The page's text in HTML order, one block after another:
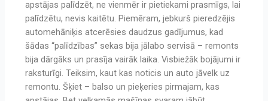
apstājas palīdzēt, ne vienmēr ir pietiekami prasmīgs, lai
palīdzētu, nevis kaitētu. Piemēram, jebkurš pieredzējis
automehāniķis atcerēsies daudzus gadījumus, kad
šādas “palīdzības” sekas bija jālabo servisā – remonts
bija dārgāks un prasīja vairāk laika. Visbiežāk bojājumi ir
raksturīgi. Teiksim, kaut kas noticis un auto jāvelk uz
remontu. Šķiet – balso un pieķeries pirmajam, kas